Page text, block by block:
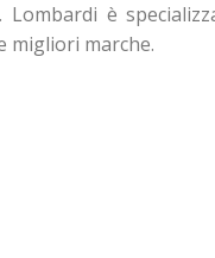
è
migliori marche.